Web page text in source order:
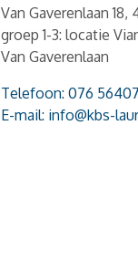
Van Gaverenlaan 18,
groep 1-3: locatie
Van Gaverenlaan
Telefoon: 076
E-mail: info@kbs-